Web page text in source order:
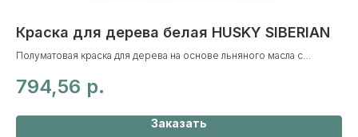
Краска для дерева белая HUSKY SIBERIAN
Полуматовая краска для дерева на основе льняного масла с
окрашивания новых и ранее обработанных деревянных
поверхностей: фасадов, окон, дверей, перил и т. д. внутри и
снаружи помещений.
794,56 р.
Заказать